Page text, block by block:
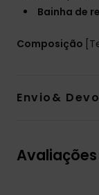
Bainha de
Composição
Envio&